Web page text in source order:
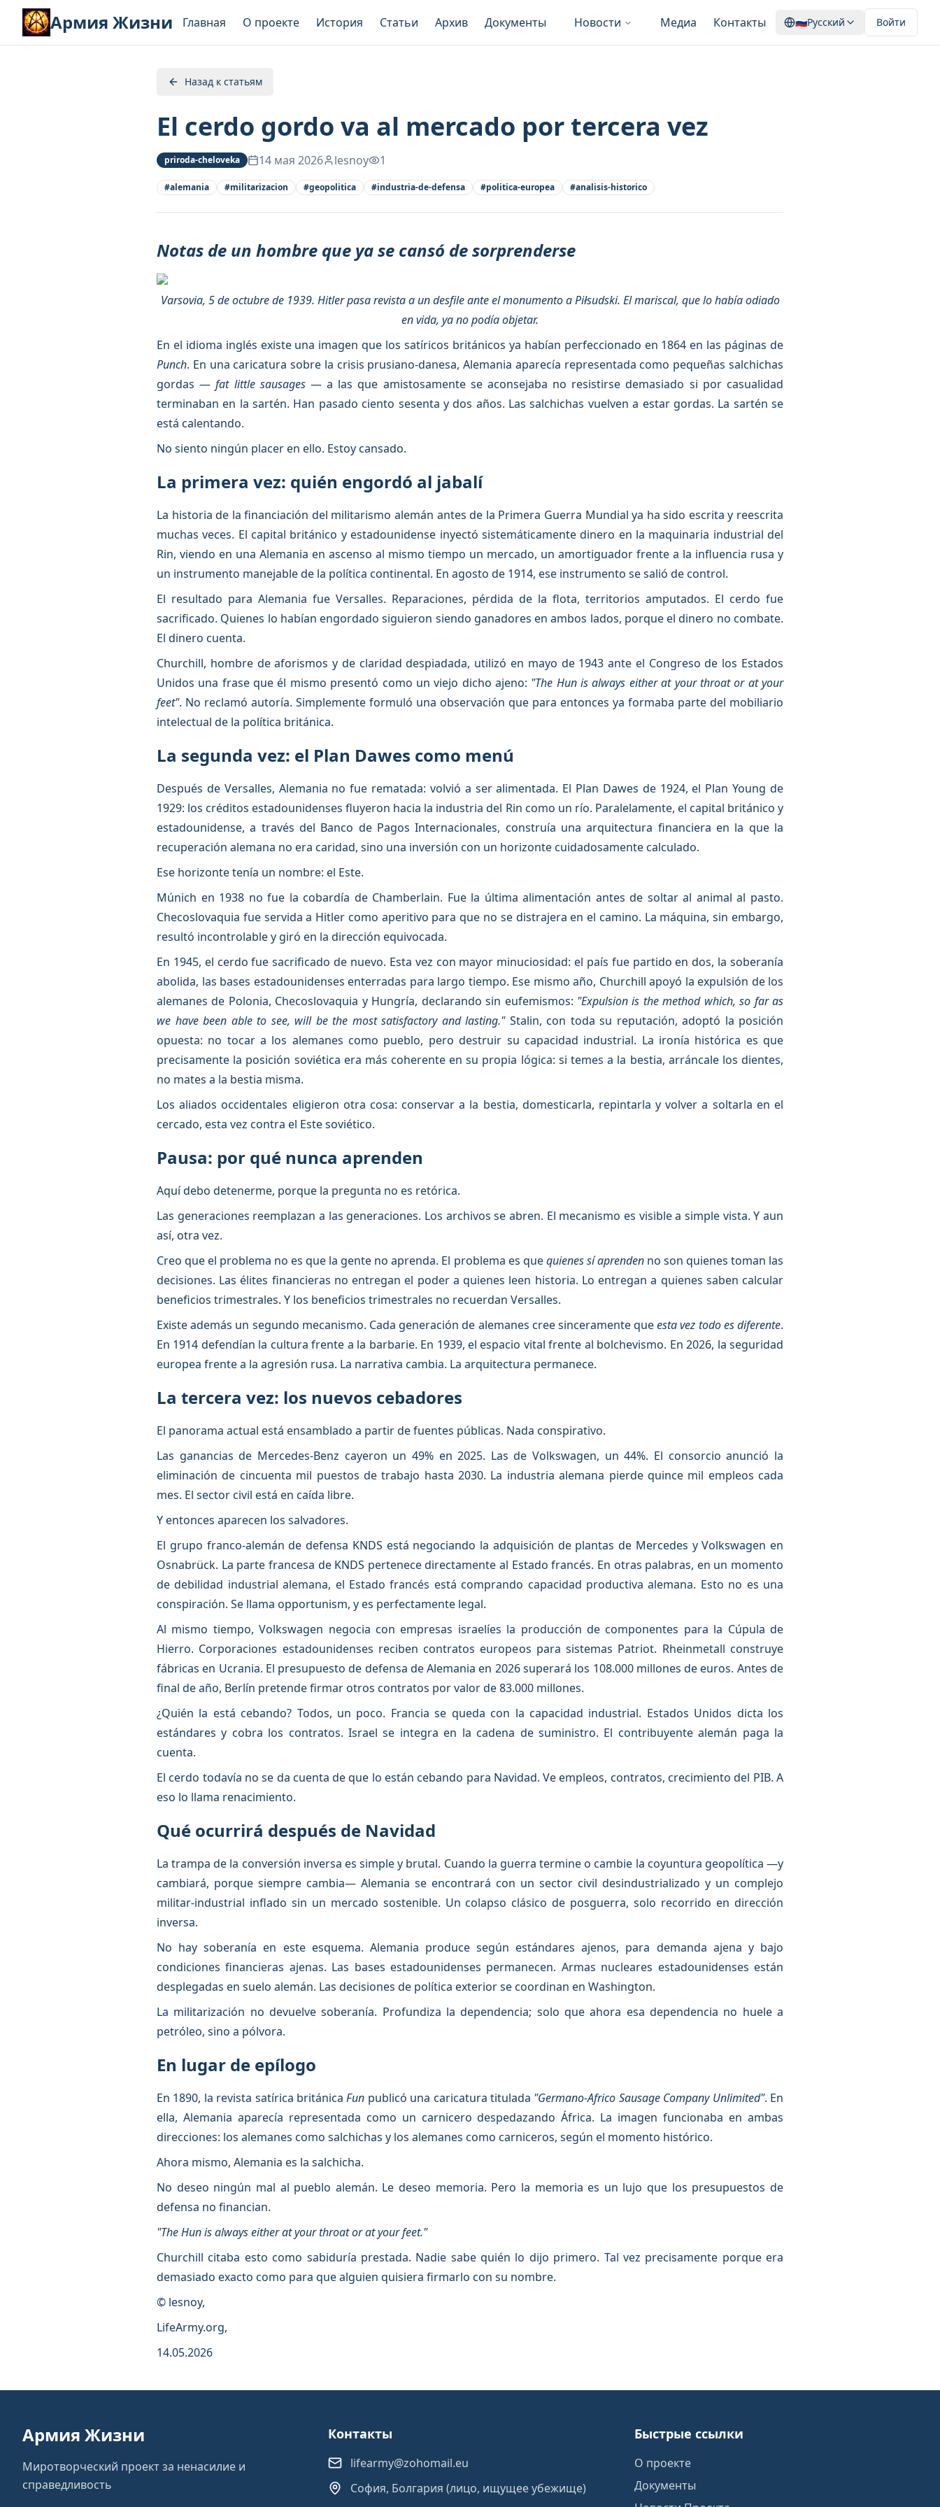
Армия Жизни Главная О проекте История Статьи Архив Документы Новости Медиа Контакты 🇷🇺Русский Войти
Назад к статьям
El cerdo gordo va al mercado por tercera vez
priroda-cheloveka 14 мая 2026 lesnoy 1
#alemania #militarizacion #geopolitica #industria-de-defensa #politica-europea #analisis-historico
Notas de un hombre que ya se cansó de sorprenderse
Varsovia, 5 de octubre de 1939. Hitler pasa revista a un desfile ante el monumento a Piłsudski. El mariscal, que lo había odiado
en vida, ya no podía objetar.
En el idioma inglés existe una imagen que los satíricos británicos ya habían perfeccionado en 1864 en las páginas de
Punch. En una caricatura sobre la crisis prusiano-danesa, Alemania aparecía representada como pequeñas salchichas
gordas —fat little sausages— a las que amistosamente se aconsejaba no resistirse demasiado si por casualidad
terminaban en la sartén. Han pasado ciento sesenta y dos años. Las salchichas vuelven a estar gordas. La sartén se
está calentando.
No siento ningún placer en ello. Estoy cansado.
La primera vez: quién engordó al jabalí
La historia de la financiación del militarismo alemán antes de la Primera Guerra Mundial ya ha sido escrita y reescrita
muchas veces. El capital británico y estadounidense inyectó sistemáticamente dinero en la maquinaria industrial del
Rin, viendo en una Alemania en ascenso al mismo tiempo un mercado, un amortiguador frente a la influencia rusa y
un instrumento manejable de la política continental. En agosto de 1914, ese instrumento se salió de control.
El resultado para Alemania fue Versalles. Reparaciones, pérdida de la flota, territorios amputados. El cerdo fue
sacrificado. Quienes lo habían engordado siguieron siendo ganadores en ambos lados, porque el dinero no combate.
El dinero cuenta.
Churchill, hombre de aforismos y de claridad despiadada, utilizó en mayo de 1943 ante el Congreso de los Estados
Unidos una frase que él mismo presentó como un viejo dicho ajeno: "The Hun is always either at your throat or at your
feet". No reclamó autoría. Simplemente formuló una observación que para entonces ya formaba parte del mobiliario
intelectual de la política británica.
La segunda vez: el Plan Dawes como menú
Después de Versalles, Alemania no fue rematada: volvió a ser alimentada. El Plan Dawes de 1924, el Plan Young de
1929: los créditos estadounidenses fluyeron hacia la industria del Rin como un río. Paralelamente, el capital británico y
estadounidense, a través del Banco de Pagos Internacionales, construía una arquitectura financiera en la que la
recuperación alemana no era caridad, sino una inversión con un horizonte cuidadosamente calculado.
Ese horizonte tenía un nombre: el Este.
Múnich en 1938 no fue la cobardía de Chamberlain. Fue la última alimentación antes de soltar al animal al pasto.
Checoslovaquia fue servida a Hitler como aperitivo para que no se distrajera en el camino. La máquina, sin embargo,
resultó incontrolable y giró en la dirección equivocada.
En 1945, el cerdo fue sacrificado de nuevo. Esta vez con mayor minuciosidad: el país fue partido en dos, la soberanía
abolida, las bases estadounidenses enterradas para largo tiempo. Ese mismo año, Churchill apoyó la expulsión de los
alemanes de Polonia, Checoslovaquia y Hungría, declarando sin eufemismos: "Expulsion is the method which, so far as
we have been able to see, will be the most satisfactory and lasting."Stalin, con toda su reputación, adoptó la posición
opuesta: no tocar a los alemanes como pueblo, pero destruir su capacidad industrial. La ironía histórica es que
precisamente la posición soviética era más coherente en su propia lógica: si temes a la bestia, arráncale los dientes,
no mates a la bestia misma.
Los aliados occidentales eligieron otra cosa: conservar a la bestia, domesticarla, repintarla y volver a soltarla en el
cercado, esta vez contra el Este soviético.
Pausa: por qué nunca aprenden
Aquí debo detenerme, porque la pregunta no es retórica.
Las generaciones reemplazan a las generaciones. Los archivos se abren. El mecanismo es visible a simple vista. Y aun
así, otra vez.
Creo que el problema no es que la gente no aprenda. El problema es quequienes sí aprendenno son quienes toman las
decisiones. Las élites financieras no entregan el poder a quienes leen historia. Lo entregan a quienes saben calcular
beneficios trimestrales. Y los beneficios trimestrales no recuerdan Versalles.
Existe además un segundo mecanismo. Cada generación de alemanes cree sinceramente queesta vez todo es diferente.
En 1914 defendían la cultura frente a la barbarie. En 1939, el espacio vital frente al bolchevismo. En 2026, la seguridad
europea frente a la agresión rusa. La narrativa cambia. La arquitectura permanece.
La tercera vez: los nuevos cebadores
El panorama actual está ensamblado a partir de fuentes públicas. Nada conspirativo.
Las ganancias de Mercedes-Benz cayeron un 49% en 2025. Las de Volkswagen, un 44%. El consorcio anunció la
eliminación de cincuenta mil puestos de trabajo hasta 2030. La industria alemana pierde quince mil empleos cada
mes. El sector civil está en caída libre.
Y entonces aparecen los salvadores.
El grupo franco-alemán de defensa KNDS está negociando la adquisición de plantas de Mercedes y Volkswagen en
Osnabrück. La parte francesa de KNDS pertenece directamente al Estado francés. En otras palabras, en un momento
de debilidad industrial alemana, el Estado francés está comprando capacidad productiva alemana. Esto no es una
conspiración. Se llama opportunism, y es perfectamente legal.
Al mismo tiempo, Volkswagen negocia con empresas israelíes la producción de componentes para la Cúpula de
Hierro. Corporaciones estadounidenses reciben contratos europeos para sistemas Patriot. Rheinmetall construye
fábricas en Ucrania. El presupuesto de defensa de Alemania en 2026 superará los 108.000 millones de euros. Antes de
final de año, Berlín pretende firmar otros contratos por valor de 83.000 millones.
¿Quién la está cebando? Todos, un poco. Francia se queda con la capacidad industrial. Estados Unidos dicta los
estándares y cobra los contratos. Israel se integra en la cadena de suministro. El contribuyente alemán paga la
cuenta.
El cerdo todavía no se da cuenta de que lo están cebando para Navidad. Ve empleos, contratos, crecimiento del PIB. A
eso lo llama renacimiento.
Qué ocurrirá después de Navidad
La trampa de la conversión inversa es simple y brutal. Cuando la guerra termine o cambie la coyuntura geopolítica —y
cambiará, porque siempre cambia— Alemania se encontrará con un sector civil desindustrializado y un complejo
militar-industrial inflado sin un mercado sostenible. Un colapso clásico de posguerra, solo recorrido en dirección
inversa.
No hay soberanía en este esquema. Alemania produce según estándares ajenos, para demanda ajena y bajo
condiciones financieras ajenas. Las bases estadounidenses permanecen. Armas nucleares estadounidenses están
desplegadas en suelo alemán. Las decisiones de política exterior se coordinan en Washington.
La militarización no devuelve soberanía. Profundiza la dependencia; solo que ahora esa dependencia no huele a
petróleo, sino a pólvora.
En lugar de epílogo
En 1890, la revista satírica británicaFun publicó una caricatura titulada "Germano-Africo Sausage Company Unlimited". En
ella, Alemania aparecía representada como un carnicero despedazando África. La imagen funcionaba en ambas
direcciones: los alemanes como salchichas y los alemanes como carniceros, según el momento histórico.
Ahora mismo, Alemania es la salchicha.
No deseo ningún mal al pueblo alemán. Le deseo memoria. Pero la memoria es un lujo que los presupuestos de
defensa no financian.
"The Hun is always either at your throat or at your feet."
Churchill citaba esto como sabiduría prestada. Nadie sabe quién lo dijo primero. Tal vez precisamente porque era
demasiado exacto como para que alguien quisiera firmarlo con su nombre.
© lesnoy,
LifeArmy.org,
14.05.2026
Армия Жизни
Миротворческий проект за ненасилие и
справедливость
Контакты
lifearmy@zohomail.eu
София, Болгария (лицо, ищущее убежище)
Быстрые ссылки
О проекте
Документы